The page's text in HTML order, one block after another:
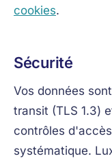
cookies.
Sécurité
Vos données
transit (TLS 1.3)
contrôles
systématique.